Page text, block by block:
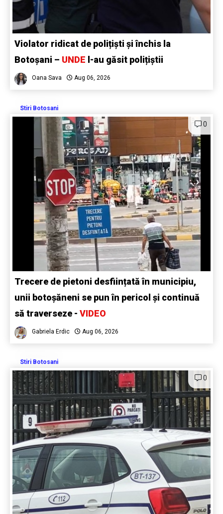
Violator ridicat de polițiști și închis la
Botoșani – UNDE l-au găsit polițiștii
Oana Sava Aug 06, 2026
Stiri Botosani
0
Trecere de pietoni desființată în municipiu,
unii botoșăneni se pun în pericol și continuă
să traverseze - VIDEO
Gabriela Erdic Aug 06, 2026
Stiri Botosani
0